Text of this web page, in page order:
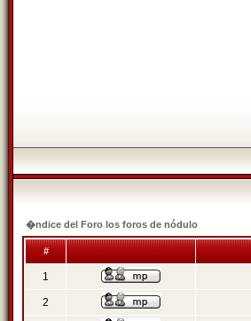
�ndice del Foro los foros de nódulo
#
1
2